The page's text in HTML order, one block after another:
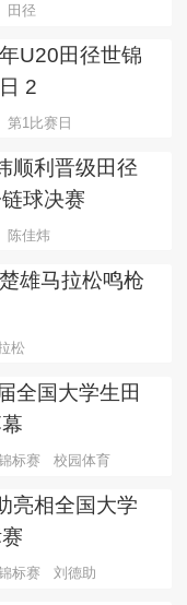
田径
U20田径世锦
2
第1比赛日
顺利晋级田径
球决赛
陈佳炜
雄马拉松鸣枪
松
全国大学生田
标赛 校园体育
亮相全国大学
标赛 刘德助